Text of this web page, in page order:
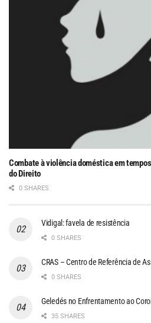
Combate à violência doméstica em
do Direito
0 SHARES
Vidigal: favela de resistência
0 SHARES
CRAS – Centro de Referência de
0 SHARES
Geledés no Enfrentamento ao
35 SHARES